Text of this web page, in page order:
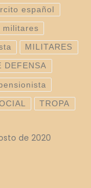
español
militares
MILITARES
DEFENSA
TROPA
de 2020